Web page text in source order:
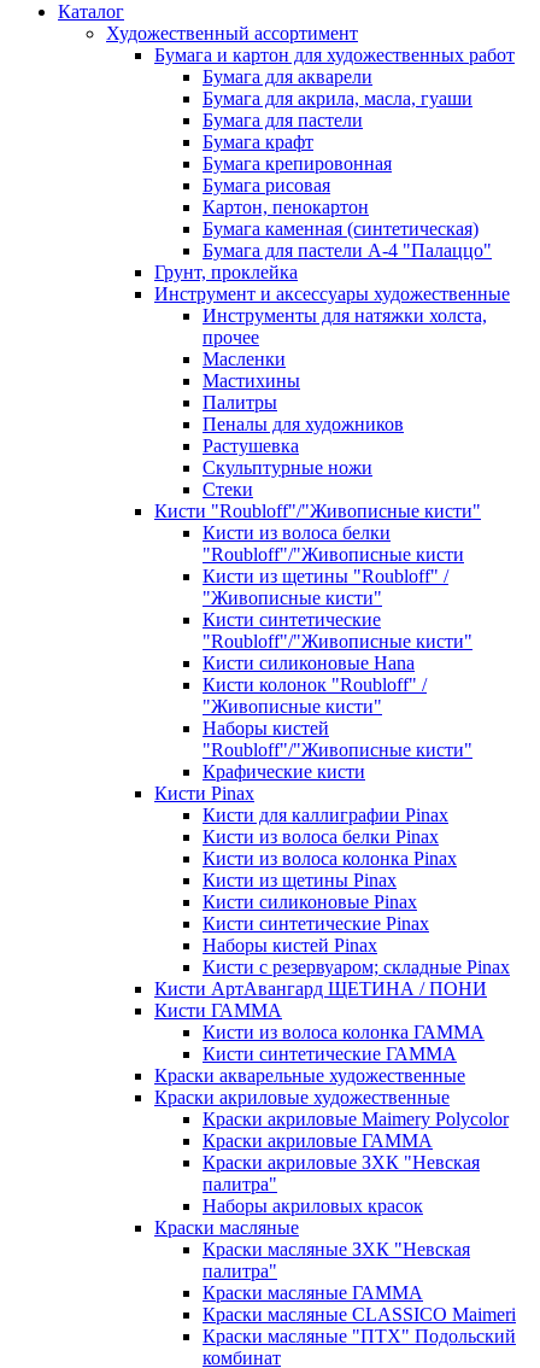
Каталог
Художественный ассортимент
Бумага и картон для художественных работ
Бумага для акварели
Бумага для акрила, масла, гуаши
Бумага для пастели
Бумага крафт
Бумага крепировонная
Бумага рисовая
Картон, пенокартон
Бумага каменная (синтетическая)
Бумага для пастели А-4 "Палаццо"
Грунт, проклейка
Инструмент и аксессуары художественные
Инструменты для натяжки холста,
прочее
Масленки
Мастихины
Палитры
Пеналы для художников
Растушевка
Скульптурные ножи
Стеки
Кисти "Roubloff"/"Живописные кисти"
Кисти из волоса белки
"Roubloff"/"Живописные кисти
Кисти из щетины "Roubloff" /
"Живописные кисти"
Кисти синтетические
"Roubloff"/"Живописные кисти"
Кисти силиконовые Hana
Кисти колонок "Roubloff" /
"Живописные кисти"
Наборы кистей
"Roubloff"/"Живописные кисти"
Крафические кисти
Кисти Pinax
Кисти для каллиграфии Pinax
Кисти из волоса белки Pinax
Кисти из волоса колонка Pinax
Кисти из щетины Pinax
Кисти силиконовые Pinax
Кисти синтетические Pinax
Наборы кистей Pinax
Кисти с резервуаром; складные Pinax
Кисти АртАвангард ЩЕТИНА / ПОНИ
Кисти ГАММА
Кисти из волоса колонка ГАММА
Кисти синтетические ГАММА
Краски акварельные художественные
Краски акриловые художественные
Краски акриловые Maimery Polycolor
Краски акриловые ГАММА
Краски акриловые ЗХК "Невская
палитра"
Наборы акриловых красок
Краски масляные
Краски масляные ЗХК "Невская
палитра"
Краски масляные ГАММА
Краски масляные CLASSICO Maimeri
Краски масляные "ПТХ" Подольский
комбинат